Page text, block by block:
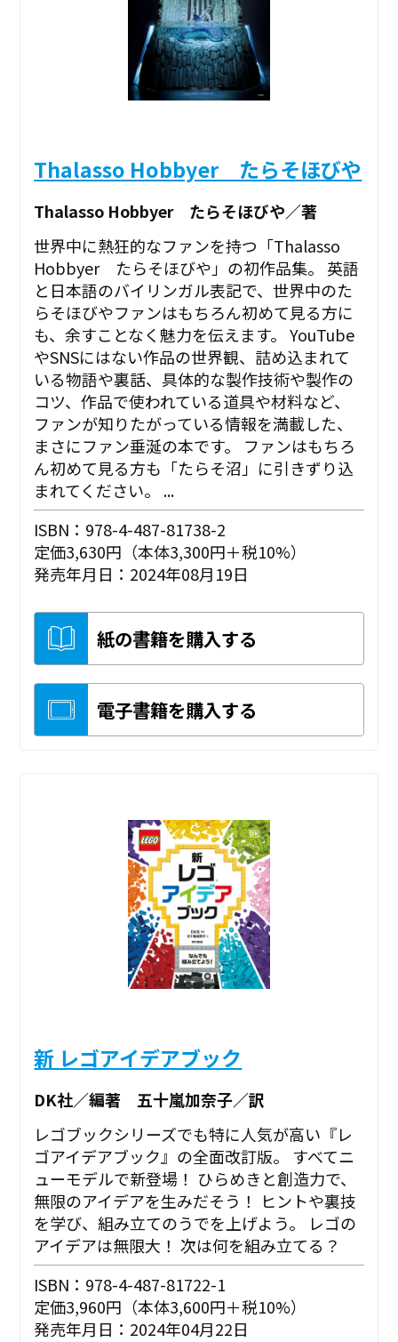
Thalasso Hobbyer たらそほびや
Thalasso Hobbyer たらそほびや／著
世界中に熱狂的なファンを持つ「Thalasso
Hobbyer たらそほびや」の初作品集。 英語
と日本語のバイリンガル表記で、世界中のた
らそほびやファンはもちろん初めて見る方に
も、余すことなく魅力を伝えます。 YouTube
やSNSにはない作品の世界観、詰め込まれて
いる物語や裏話、具体的な製作技術や製作の
コツ、作品で使われている道具や材料など、
ファンが知りたがっている情報を満載した、
まさにファン垂涎の本です。 ファンはもちろ
ん初めて見る方も「たらそ沼」に引きずり込
まれてください。 ...
ISBN：978-4-487-81738-2
定価3,630円（本体3,300円＋税10%）
発売年月日：2024年08月19日
紙の書籍を購入する
電子書籍を購入する
新 レゴアイデアブック
DK社／編著 五十嵐加奈子／訳
レゴブックシリーズでも特に人気が高い『レ
ゴアイデアブック』の全面改訂版。 すべてニ
ューモデルで新登場！ ひらめきと創造力で、
無限のアイデアを生みだそう！ ヒントや裏技
を学び、組み立てのうでを上げよう。 レゴの
アイデアは無限大！ 次は何を組み立てる？
ISBN：978-4-487-81722-1
定価3,960円（本体3,600円＋税10%）
発売年月日：2024年04月22日